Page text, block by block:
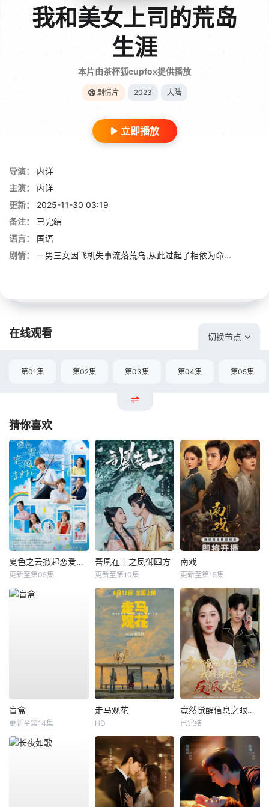
我和美女上司的荒岛
生涯
本片由茶杯狐cupfox提供播放
剧情片 2023 大陆
立即播放
导演：
内详
主演：
内详
更新：
2025-11-30 03:19
备注：
已完结
语言：
国语
剧情：
一男三女因飞机失事流落荒岛,从此过起了相依为命...
在线观看 切换节点
第01集 第02集 第03集 第04集 第05集
猜你喜欢
夏色之云掀起恋爱与风暴
更新至第05集
吾凰在上之凤御四方
更新至第10集
南戏
更新至第15集
盲盒
更新至第14集
走马观花
HD
竟然觉醒信息之眼，我转身进入反派大营
已完结